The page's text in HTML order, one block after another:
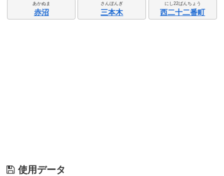
あかぬま
赤沼
さんぼんぎ
三本木
にし22ばんちょう
西二十二番町
使用データ